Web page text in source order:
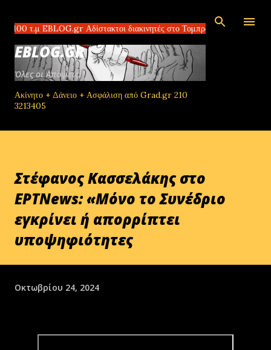
Αδίστακτοι διακινητές στο Τομπρούκ της Λιβύης
EBLOG.GR
Όλες οι Απόψεις!
Ακίνητο + Δάνειο + Ασφάλιση από Grad.gr 210
3213405
Στέφανος Κασσελάκης στο
ΕΡΤNews: «Μόνο το Συνέδριο
εγκρίνει ή απορρίπτει
υποψηφιότητες
Οκτωβρίου 24, 2024